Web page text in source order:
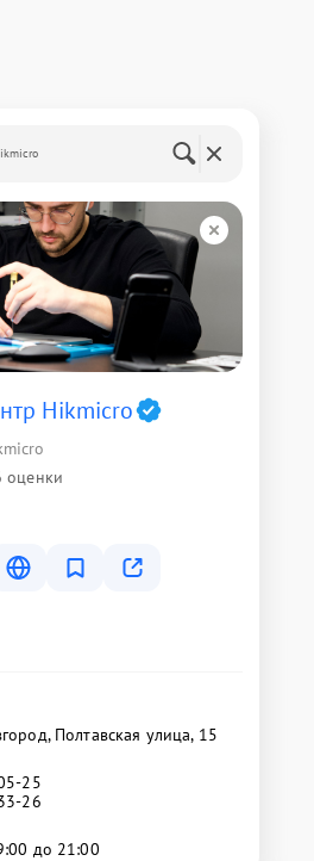
Hikmicro
оценки
Полтавская улица, 15
25
26
до 21:00